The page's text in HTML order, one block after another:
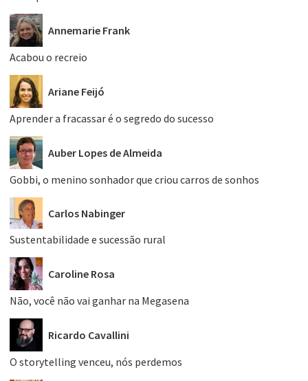
Annemarie Frank
Acabou o recreio
Ariane Feijó
Aprender a fracassar é o segredo do sucesso
Auber Lopes de Almeida
Gobbi, o menino sonhador que criou carros de sonhos
Carlos Nabinger
Sustentabilidade e sucessão rural
Caroline Rosa
Não, você não vai ganhar na Megasena
Ricardo Cavallini
O storytelling venceu, nós perdemos